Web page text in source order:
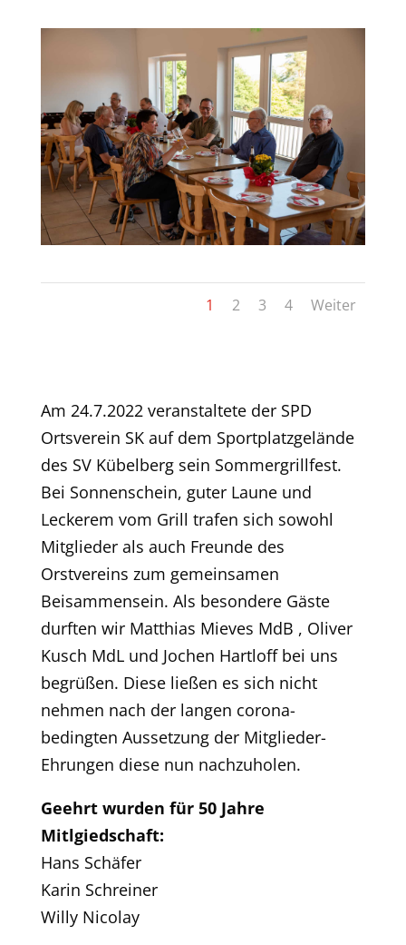
1 2 3 4 Weiter
Am 24.7.2022 veranstaltete der SPD
Ortsverein SK auf dem Sportplatzgelände
des SV Kübelberg sein Sommergrillfest.
Bei Sonnenschein, guter Laune und
Leckerem vom Grill trafen sich sowohl
Mitglieder als auch Freunde des
Orstvereins zum gemeinsamen
Beisammensein. Als besondere Gäste
durften wir Matthias Mieves MdB , Oliver
Kusch MdL und Jochen Hartloff bei uns
begrüßen. Diese ließen es sich nicht
nehmen nach der langen corona-
bedingten Aussetzung der Mitglieder-
Ehrungen diese nun nachzuholen.
Geehrt wurden für 50 Jahre
Mitlgiedschaft:
Hans Schäfer
Karin Schreiner
Willy Nicolay